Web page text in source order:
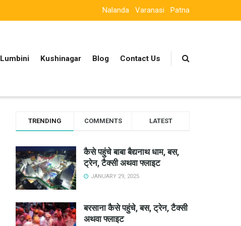
Nalanda Varanasi Patna
Lumbini Kushinagar Blog Contact Us
TRENDING COMMENTS LATEST
कैसे पहुंचे बाबा बैद्यनाथ धाम, बस,
ट्रेन, टैक्सी अथवा फ्लाइट
JANUARY 29, 2025
बरसाना कैसे पहुंचे, बस, ट्रेन, टैक्सी
अथवा फ्लाइट